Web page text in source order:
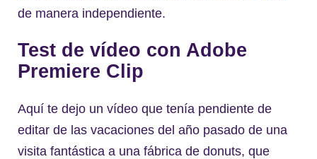
de manera independiente.
Test de vídeo con Adobe
Premiere Clip
Aquí te dejo un vídeo que tenía pendiente de
editar de las vacaciones del año pasado de una
visita fantástica a una fábrica de donuts, que